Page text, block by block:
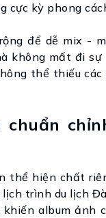
cực kỳ phong
để dễ mix -
không mất đi sự
thể thiếu
thể hiện chất
lịch trình du lịch
album ảnh